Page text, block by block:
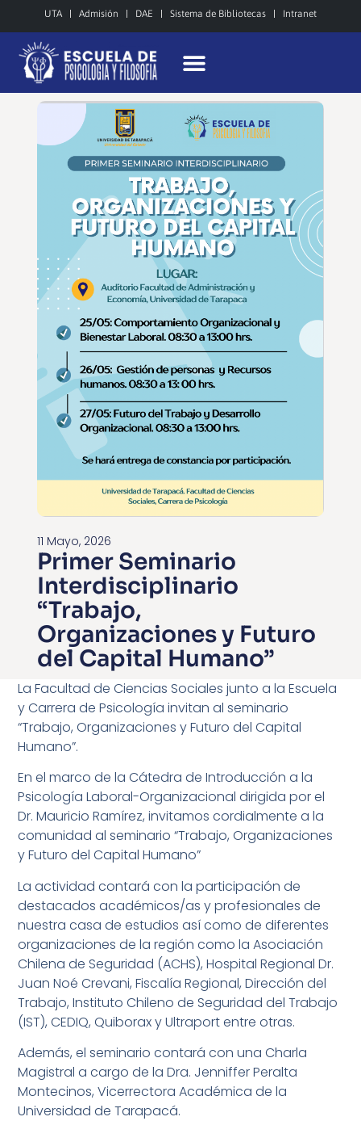
UTA Admisión DAE Sistema de Bibliotecas Intranet
11 Mayo, 2026
Primer Seminario
Interdisciplinario
“Trabajo,
Organizaciones y Futuro
del Capital Humano”
La Facultad de Ciencias Sociales junto a la Escuela
y Carrera de Psicología invitan al seminario
“Trabajo, Organizaciones y Futuro del Capital
Humano”.
En el marco de la Cátedra de Introducción a la
Psicología Laboral-Organizacional dirigida por el
Dr. Mauricio Ramírez, invitamos cordialmente a la
comunidad al seminario “Trabajo, Organizaciones
y Futuro del Capital Humano”
La actividad contará con la participación de
destacados académicos/as y profesionales de
nuestra casa de estudios así como de diferentes
organizaciones de la región como la Asociación
Chilena de Seguridad (ACHS), Hospital Regional Dr.
Juan Noé Crevani, Fiscalía Regional, Dirección del
Trabajo, Instituto Chileno de Seguridad del Trabajo
(IST), CEDIQ, Quiborax y Ultraport entre otras.
Además, el seminario contará con una Charla
Magistral a cargo de la Dra. Jenniffer Peralta
Montecinos, Vicerrectora Académica de la
Universidad de Tarapacá.